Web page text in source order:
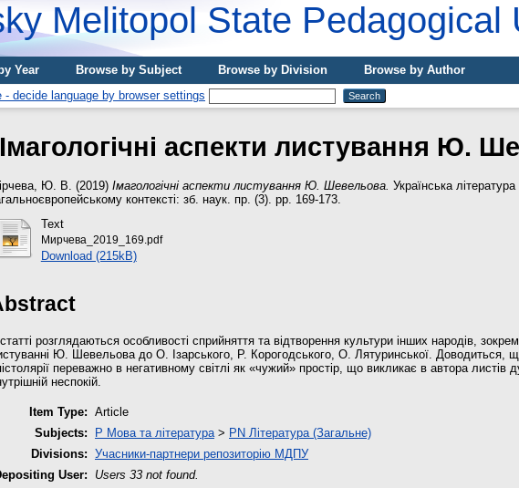
Melitopol State Pedagogical
Year Browse by Subject Browse by Division
Browse by Author
Імагологічні аспекти листування Ю.
Ю. В. (2019) Імагологічні аспекти листування Ю. Шевельова. Українська література
контексті: зб. наук. пр. (3). pp. 169-173.
Text
Мирчева_2019_169.pdf
Download (215kB)
розглядаються особливості сприйняття та відтворення культури інших народів,
Ю. Шевельова до О. Ізарського, Р. Корогодського, О. Лятуринської. Доводиться,
переважно в негативному світлі як «чужий» простір, що викликає в автора листів
неспокій.
Item Type: Article
Subjects:
P Мова та література> PN Література (Загальне)
Divisions: Учасники-партнери репозиторію МДПУ
User:
Users 33 not found.